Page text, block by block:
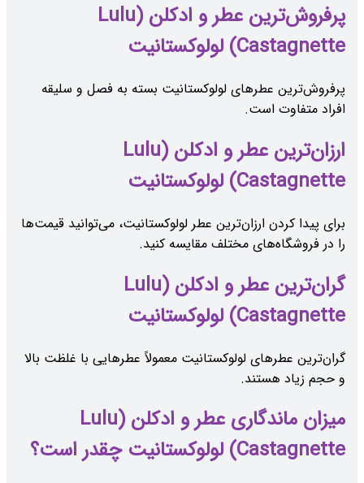
پرفروش‌ترین عطر و ادکلن (Lulu
Castagnette) لولوکستانیت
پرفروش‌ترین عطرهای لولوکستانیت بسته به فصل و سلیقه
افراد متفاوت است.
ارزان‌ترین عطر و ادکلن (Lulu
Castagnette) لولوکستانیت
برای پیدا کردن ارزان‌ترین عطر لولوکستانیت، می‌توانید قیمت‌ها
را در فروشگاه‌های مختلف مقایسه کنید.
گران‌ترین عطر و ادکلن (Lulu
Castagnette) لولوکستانیت
گران‌ترین عطرهای لولوکستانیت معمولاً عطرهایی با غلظت بالا
و حجم زیاد هستند.
میزان ماندگاری عطر و ادکلن (Lulu
Castagnette) لولوکستانیت چقدر است؟